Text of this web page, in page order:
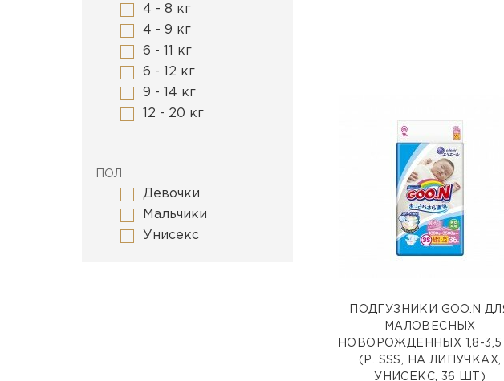
4 - 8 кг
4 - 9 кг
6 - 11 кг
6 - 12 кг
9 - 14 кг
12 - 20 кг
ПОЛ
Девочки
Мальчики
Унисекс
ПОДГУЗНИКИ GOO.N
МАЛОВЕСНЫХ
НОВОРОЖДЕННЫХ 1,8-3,5
(Р. SSS, НА ЛИПУЧКАХ,
УНИСЕКС, 36 ШТ)